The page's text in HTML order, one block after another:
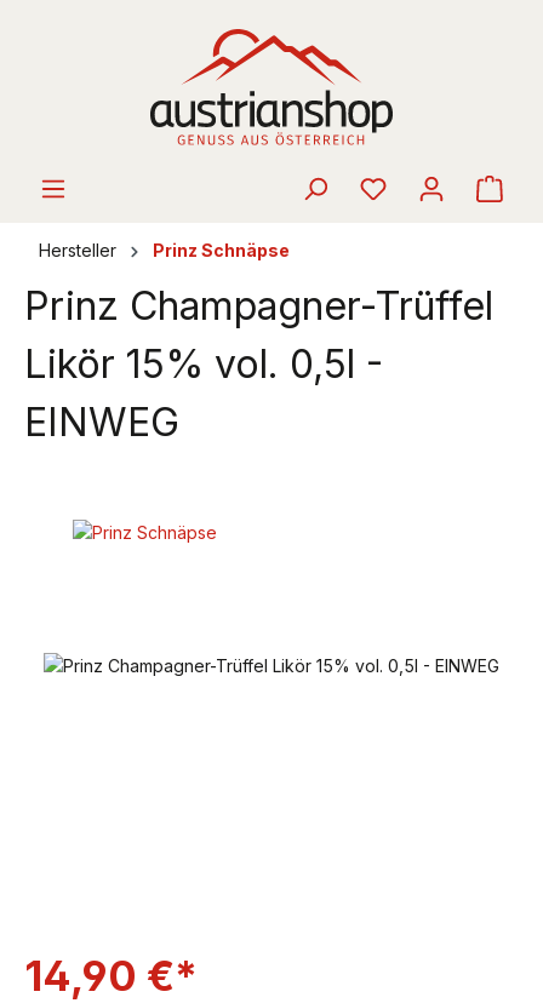
Hersteller Prinz Schnäpse
Prinz Champagner-Trüffel
Likör 15% vol. 0,5l -
EINWEG
Bildergalerie überspringen
14,90 €*